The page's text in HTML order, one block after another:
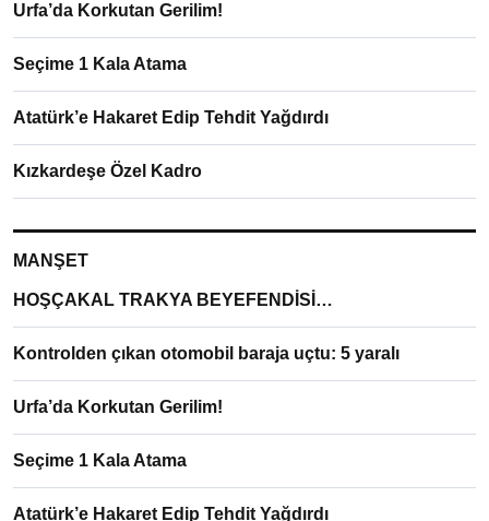
Urfa’da Korkutan Gerilim!
Seçime 1 Kala Atama
Atatürk’e Hakaret Edip Tehdit Yağdırdı
Kızkardeşe Özel Kadro
MANŞET
HOŞÇAKAL TRAKYA BEYEFENDİSİ…
Kontrolden çıkan otomobil baraja uçtu: 5 yaralı
Urfa’da Korkutan Gerilim!
Seçime 1 Kala Atama
Atatürk’e Hakaret Edip Tehdit Yağdırdı